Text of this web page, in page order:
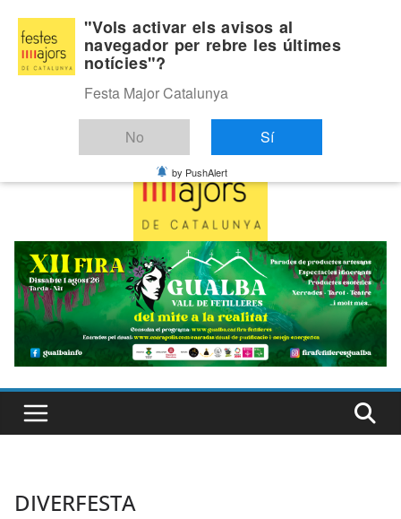
content
Dijous, agost 6, 2026
Última:
DIVERFESTA
"Vols activar els avisos al
navegador per rebre les últimes
notícies"?
Festa Major Catalunya
No Sí
by PushAlert